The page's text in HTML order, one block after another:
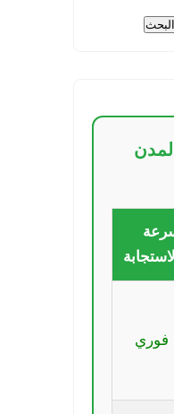
البحث
الاستجابة
فوري